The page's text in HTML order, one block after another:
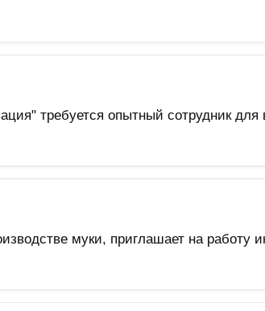
требуется опытный сотрудник
муки, приглашает на работу